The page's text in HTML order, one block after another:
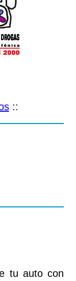
::
tu auto con